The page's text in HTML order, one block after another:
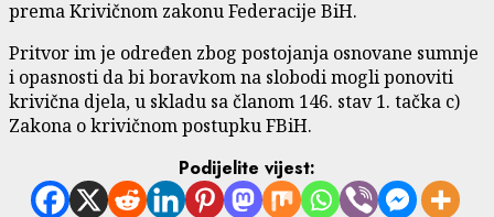
prema Krivičnom zakonu Federacije BiH.
Pritvor im je određen zbog postojanja osnovane sumnje
i opasnosti da bi boravkom na slobodi mogli ponoviti
krivična djela, u skladu sa članom 146. stav 1. tačka c)
Zakona o krivičnom postupku FBiH.
Podijelite vijest: